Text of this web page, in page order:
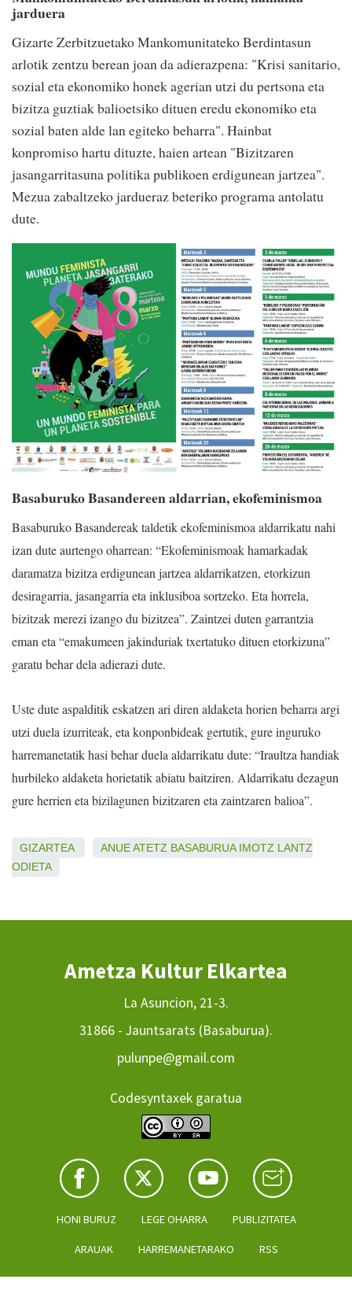
jarduera
Gizarte Zerbitzuetako Mankomunitateko Berdintasun
arlotik zentzu berean joan da adierazpena: "Krisi sanitario,
sozial eta ekonomiko honek agerian utzi du pertsona eta
bizitza guztiak balioetsiko dituen eredu ekonomiko eta
sozial baten alde lan egiteko beharra". Hainbat
konpromiso hartu dituzte, haien artean "Bizitzaren
jasangarritasuna politika publikoen erdigunean jartzea".
Mezua zabaltzeko jardueraz beteriko programa antolatu
dute.
Basaburuko Basandereen aldarrian, ekofeminismoa
Basaburuko Basandereak taldetik ekofeminismoa aldarrikatu nahi
izan dute aurtengo oharrean: “Ekofeminismoak hamarkadak
daramatza bizitza erdigunean jartzea aldarrikatzen, etorkizun
desiragarria, jasangarria eta inklusiboa sortzeko. Eta horrela,
bizitzak merezi izango du bizitzea”. Zaintzei duten garrantzia
eman eta “emakumeen jakinduriak txertatuko dituen etorkizuna”
garatu behar dela adierazi dute.
Uste dute aspalditik eskatzen ari diren aldaketa horien beharra argi
utzi duela izurriteak, eta konponbideak gertutik, gure inguruko
harremanetatik hasi behar duela aldarrikatu dute: “Iraultza handiak
hurbileko aldaketa horietatik abiatu baitziren. Aldarrikatu dezagun
gure herrien eta bizilagunen bizitzaren eta zaintzaren balioa”.
GIZARTEA ANUEATETZ BASABURUA IMOTZ LANTZ
ODIETA
Ametza Kultur Elkartea
La Asuncion, 21-3.
31866 - Jauntsarats (Basaburua).
pulunpe@gmail.com
Codesyntaxek garatua
HONI BURUZ LEGE OHARRA PUBLIZITATEA
ARAUAK HARREMANETARAKO RSS